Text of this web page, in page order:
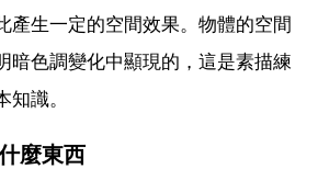
產生一定的空間效果。物體的空間
暗色調變化中顯現的，這是素描練
識。
麼東西